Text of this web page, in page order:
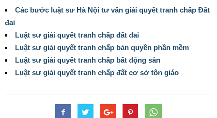
Các bước luật sư Hà Nội tư vấn giải quyết tranh chấp Đất
đai
Luật sư giải quyết tranh chấp đất đai
Luật sư giải quyết tranh chấp bản quyền phần mềm
Luật sư giải quyết tranh chấp bất động sản
Luật sư giải quyết tranh chấp đất cơ sở tôn giáo